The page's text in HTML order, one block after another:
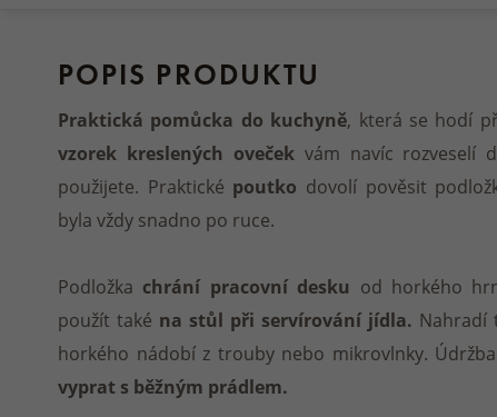
POPIS PRODUKTU
Praktická pomůcka do kuchyně, která se hodí
vzorek kreslených oveček vám navíc rozveselí
použijete. Praktické poutko dovolí pověsit
byla vždy snadno po ruce.
Podložka chrání pracovní desku od horkého
použít také na stůl při servírování jídla. Nahradí
horkého nádobí z trouby nebo mikrovlnky.
vyprat s běžným prádlem.